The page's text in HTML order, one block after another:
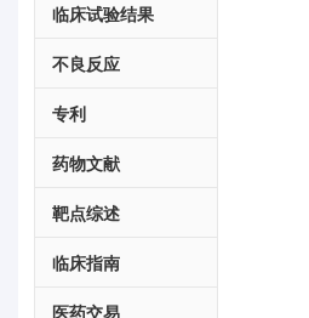
临床试验结果
不良反应
专利
药物文献
靶点综述
临床指南
医药交易